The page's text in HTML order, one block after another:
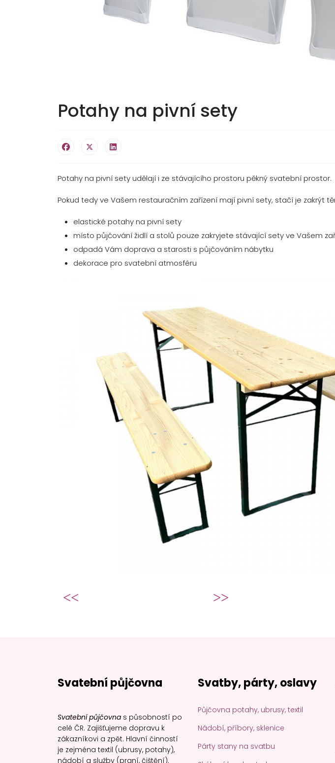
Potahy na pivní sety
Potahy na pivní sety udělají i ze stávajícího prostoru pěkný svatební prostor.
Pokud tedy ve Vašem restauračním zařízení mají pivní sety, stačí je zakrýt
elastické potahy na pivní sety
místo půjčování židlí a stolů pouze zakryjete stávající sety ve Vašem
odpadá Vám doprava a starosti s půjčováním nábytku
dekorace pro svatební atmosféru
Předchozí článek: Luxusní potahy na židle od
Další článek: Svatební veletrh
Svatební půjčovna
Svatební půjčovna s působností po
celé ČR. Zajišťujeme dopravu k
zákazníkovi a zpět. Hlavní činností
je zejména textil (ubrusy, potahy),
nádobí a služby (praní, čištění).
Svatby, párty, oslavy
Půjčovna potahy, ubrusy, textil
Nádobí, příbory, sklenice
Párty stany na svatbu